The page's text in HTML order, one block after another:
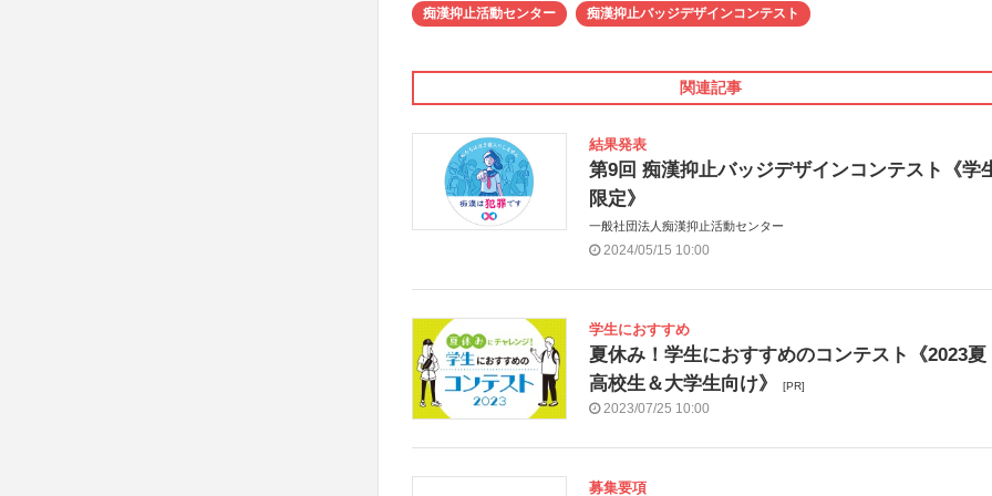
痴漢抑止活動センター 痴漢抑止バッジデザインコンテスト
関連記事
結果発表
第9回 痴漢抑止バッジデザインコンテスト《学
限定》
一般社団法人痴漢抑止活動センター
2024/05/15 10:00
学生におすすめ
夏休み！学生におすすめのコンテスト《2023夏
高校生＆大学生向け》
[PR]
2023/07/25 10:00
募集要項